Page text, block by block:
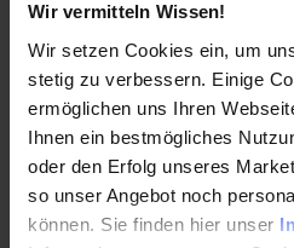
Wir vermitteln Wissen!
Wir setzen Cookies ein, um
stetig zu verbessern. Einige
ermöglichen uns Ihren
Ihnen ein bestmögliches
oder den Erfolg unseres
so unser Angebot noch
können. Sie finden hier unser
Sie erhalten einen
Möglichkeiten und
automatisierten Fahrens im
Renommierte Experten
zu Technologie, Sicherheit,
Geschäftsmodellen.